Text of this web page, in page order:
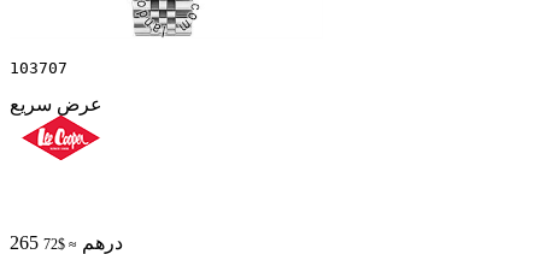
103707
عرض سريع
265 درهم ≈ $72